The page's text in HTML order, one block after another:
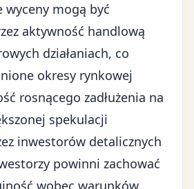
mogą być
aktywność handlową
działaniach, co
okresy rynkowej
rosnącego zadłużenia na
spekulacji
inwestorów detalicznych
powinni zachować
wobec warunków